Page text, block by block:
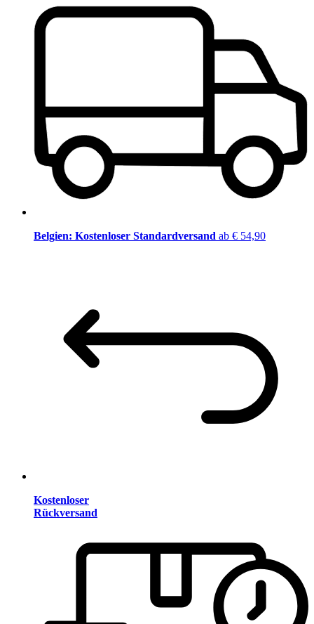
Belgien: Kostenloser Standardversand ab € 54,90
Kostenloser
Rückversand